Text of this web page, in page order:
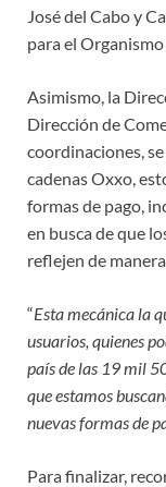
José del Cabo y
para el
Asimismo, la
Dirección de
coordinaciones,
cadenas Oxxo,
formas de pago,
en busca de que
reflejen de
“Esta mecánica la
usuarios, quienes
país de las 19 mil
que estamos
nuevas formas de
Para finalizar,